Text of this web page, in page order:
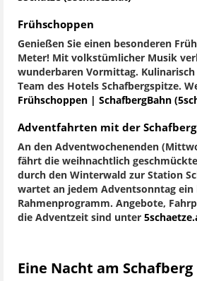
Frühschoppen
Genießen Sie einen besonderen
Meter! Mit volkstümlicher Musik
wunderbaren Vormittag.
Team des Hotels Schafbergspitze.
Frühschoppen | SchafbergBahn
Adventfahrten mit der
An den Adventwochenenden
fährt die weihnachtlich
durch den Winterwald zur Station
wartet an jedem Adventsonntag
Rahmenprogramm. Angebote,
die Adventzeit sind unter
Eine Nacht am Schafberg